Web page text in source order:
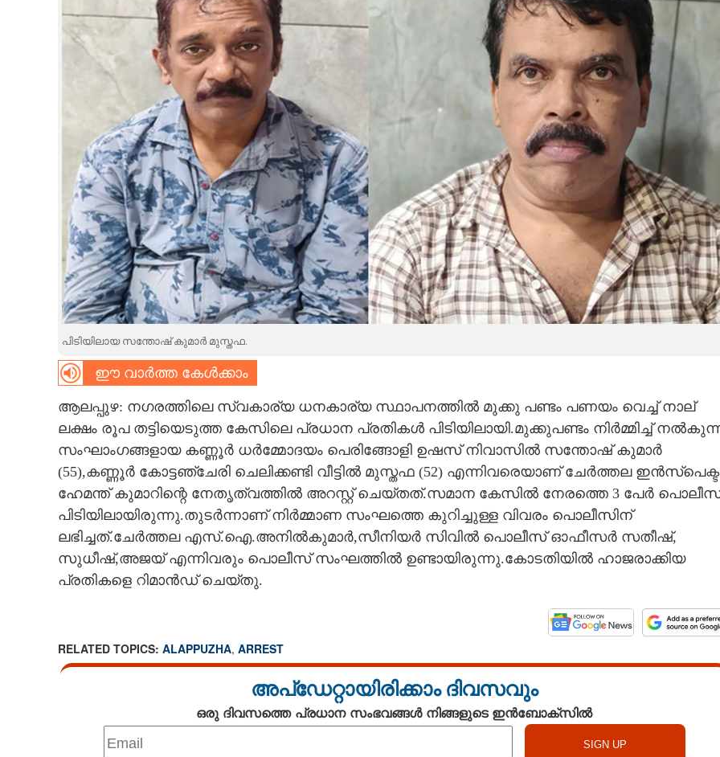
CARTOONS
LITERATURE
CONTACT US
പിടിയിലായ സന്തോഷ് കുമാർ മുസ്തഫ.
ഈ വാർത്ത കേൾക്കാം
ആലപ്പുഴ: നഗരത്തിലെ സ്വകാര്യ ധനകാര്യ സ്ഥാപനത്തിൽ മുക്കു പണ്ടം പണയം വെച്ച് നാല്
ലക്ഷം രൂപ തട്ടിയെടുത്ത കേസിലെ പ്രധാന പ്രതികൾ പിടിയിലായി.മുക്കുപണ്ടം നിർമ്മിച്ച്
സംഘാംഗങ്ങളായ കണ്ണൂർ ധർമ്മോദയം പെരിങ്ങോളി ഉഷസ് നിവാസിൽ സന്തോഷ് കുമാർ
(55),കണ്ണൂർ കോട്ടഞ്ചേരി ചെലിക്കണ്ടി വീട്ടിൽ മുസ്തഫ (52) എന്നിവരെയാണ്‌ ചേർത്തല
ഹേമന്ത് കുമാറിന്റെ നേതൃത്വത്തിൽ അറസ്റ്റ് ചെയ്തത്.സമാന കേസിൽ നേരത്തെ 3 പേർ
പിടിയിലായിരുന്നു.തുടർന്നാണ് നിർമ്മാണ സംഘത്തെ കുറിച്ചുള്ള വിവരം പൊലീസിന്
ലഭിച്ചത്.ചേർത്തല എസ്.ഐ.അനിൽകുമാർ,സീനിയർ സിവിൽ പൊലീസ് ഓഫീസർ സതീഷ്,
സുധീഷ്,അജയ് എന്നിവരും പൊലീസ് സംഘത്തിൽ ഉണ്ടായിരുന്നു.കോടതിയിൽ ഹാജരാക്കിയ
പ്രതികളെ റിമാൻഡ് ചെയ്തു.
RELATED TOPICS: ALAPPUZHA, ARREST
അപ്ഡേറ്റായിരിക്കാം ദിവസവും
ഒരു ദിവസത്തെ പ്രധാന സംഭവങ്ങൾ നിങ്ങളുടെ ഇൻബോക്സിൽ